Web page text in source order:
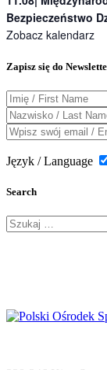
Bezpieczeństwo
Zobacz kalendarz
Zapisz się do
Język / Language
Search
Szukaj: